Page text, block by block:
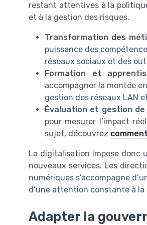
restant attentives à la
et à la gestion des risques.
Transformation des
puissance des
réseaux sociaux et des
Formation et
accompagner la montée
gestion des réseaux LAN
Évaluation et gestion
pour mesurer l’impact
sujet, découvrez
La digitalisation impose donc
nouveaux services. Les
numériques s’accompagne
d’une attention constante à
Adapter la